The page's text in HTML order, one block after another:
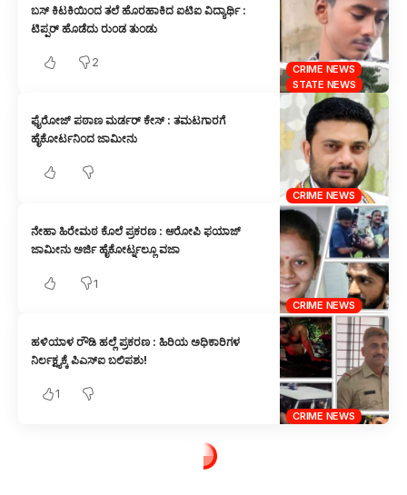
CRIME NEWS
STATE NEWS
ಬಸ್ ಕಿಟಕಿಯಿಂದ ತಲೆ ಹೊರಹಾಕಿದ ಐಟಿಐ ವಿದ್ಯಾರ್ಥಿ :
ಟಿಪ್ಪರ್ ಹೊಡೆದು ರುಂಡ ತುಂಡು
2
CRIME NEWS
ಫೈರೋಜ್ ಪಠಾಣ ಮರ್ಡರ್ ಕೇಸ್ : ತಮಟಗಾರಗೆ
ಹೈಕೋರ್ಟನಿಂದ ಜಾಮೀನು
CRIME NEWS
ನೇಹಾ ಹಿರೇಮಠ ಕೊಲೆ ಪ್ರಕರಣ : ಆರೋಪಿ ಫಯಾಜ್
ಜಾಮೀನು ಅರ್ಜಿ ಹೈಕೋರ್ಟ್ನಲ್ಲೂ ವಜಾ
1
CRIME NEWS
ಹಳಿಯಾಳ ರೌಡಿ ಹಲ್ಲೆ ಪ್ರಕರಣ : ಹಿರಿಯ ಅಧಿಕಾರಿಗಳ
ನಿರ್ಲಕ್ಷ್ಯಕ್ಕೆ ಪಿಎಸ್‌ಐ ಬಲಿಪಶು!
1